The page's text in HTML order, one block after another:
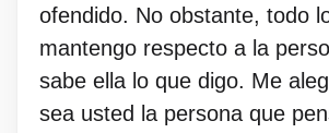
ofendido. No obstante, todo
mantengo respecto a la
sabe ella lo que digo. Me
sea usted la persona que